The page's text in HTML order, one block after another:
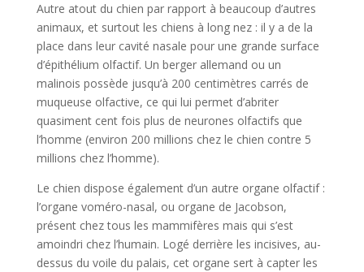
Autre atout du chien par rapport à beaucoup d’autres
animaux, et surtout les chiens à long nez : il y a de la
place dans leur cavité nasale pour une grande surface
d’épithélium olfactif. Un berger allemand ou un
malinois possède jusqu’à 200 centimètres carrés de
muqueuse olfactive, ce qui lui permet d’abriter
quasiment cent fois plus de neurones olfactifs que
l’homme (environ 200 millions chez le chien contre 5
millions chez l’homme).
Le chien dispose également d’un autre organe olfactif :
l’organe voméro-nasal, ou organe de Jacobson,
présent chez tous les mammifères mais qui s’est
amoindri chez l’humain. Logé derrière les incisives, au-
dessus du voile du palais, cet organe sert à capter les